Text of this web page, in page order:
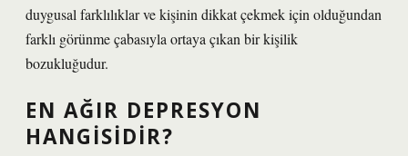
duygusal farklılıklar ve kişinin dikkat çekmek için olduğundan
farklı görünme çabasıyla ortaya çıkan bir kişilik
bozukluğudur.
EN AĞIR DEPRESYON
HANGISIDIR?